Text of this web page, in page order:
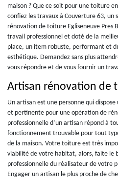
maison ? Que ce soit pour une toiture
confiez les travaux à Couverture 63, un
rénovation de toiture Egliseneuve Pres
travail professionnel et doté de la
place, un item robuste, performant et
esthétique. Demandez sans plus
vous répondre et de vous fournir un
Artisan rénovation de
Un artisan est une personne qui
et pertinente pour une opération de
professionnelle d’un artisan répond à
fonctionnement trouvable pour tout
de la maison. Votre toiture est très
viabilité de votre habitat, alors, faite le
professionnelle du réalisateur de votre
Engager un artisan le plus proche de